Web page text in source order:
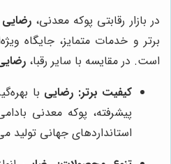
در بازار رقابتی پوکه معدنی،رضایی
برتر و خدمات متمایز، جایگاه
است. در مقایسه با سایر رقبا،
کیفیت برتر: رضایی با
پیشرفته، پوکه معدنی
استانداردهای جهانی تولید